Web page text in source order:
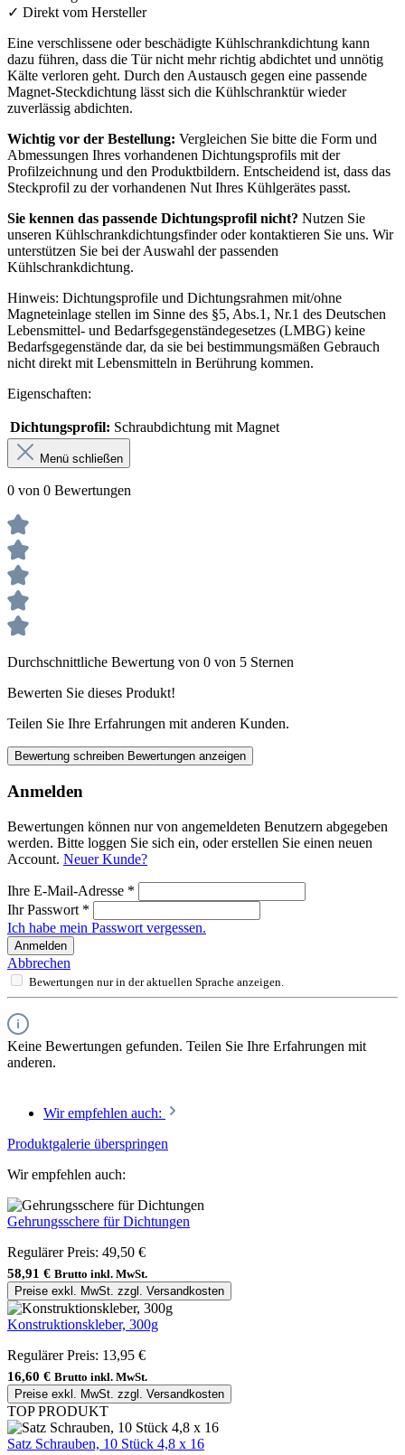
✓ Direkt vom Hersteller
Eine verschlissene oder beschädigte Kühlschrankdichtung kann
dazu führen, dass die Tür nicht mehr richtig abdichtet und unnötig
Kälte verloren geht. Durch den Austausch gegen eine passende
Magnet-Steckdichtung lässt sich die Kühlschranktür wieder
zuverlässig abdichten.
Wichtig vor der Bestellung: Vergleichen Sie bitte die Form und
Abmessungen Ihres vorhandenen Dichtungsprofils mit der
Profilzeichnung und den Produktbildern. Entscheidend ist, dass das
Steckprofil zu der vorhandenen Nut Ihres Kühlgerätes passt.
Sie kennen das passende Dichtungsprofil nicht? Nutzen Sie
unseren Kühlschrankdichtungsfinder oder kontaktieren Sie uns. Wir
unterstützen Sie bei der Auswahl der passenden
Kühlschrankdichtung.
Hinweis: Dichtungsprofile und Dichtungsrahmen mit/ohne
Magneteinlage stellen im Sinne des §5, Abs.1, Nr.1 des Deutschen
Lebensmittel- und Bedarfsgegenständegesetzes (LMBG) keine
Bedarfsgegenstände dar, da sie bei bestimmungsmäßen Gebrauch
nicht direkt mit Lebensmitteln in Berührung kommen.
Eigenschaften:
Dichtungsprofil: Schraubdichtung mit Magnet
Menü schließen
0 von 0 Bewertungen
Durchschnittliche Bewertung von 0 von 5 Sternen
Bewerten Sie dieses Produkt!
Teilen Sie Ihre Erfahrungen mit anderen Kunden.
Bewertung schreiben Bewertungen anzeigen
Anmelden
Bewertungen können nur von angemeldeten Benutzern abgegeben
werden. Bitte loggen Sie sich ein, oder erstellen Sie einen neuen
Account. Neuer Kunde?
Ihre E-Mail-Adresse *
Ihr Passwort *
Ich habe mein Passwort vergessen.
Anmelden
Abbrechen
Bewertungen nur in der aktuellen Sprache anzeigen.
Keine Bewertungen gefunden. Teilen Sie Ihre Erfahrungen mit
anderen.
Wir empfehlen auch:
Produktgalerie überspringen
Wir empfehlen auch:
Gehrungsschere für Dichtungen
Regulärer Preis: 49,50 €
58,91 € Brutto inkl. MwSt.
Preise exkl. MwSt. zzgl. Versandkosten
Konstruktionskleber, 300g
Regulärer Preis: 13,95 €
16,60 € Brutto inkl. MwSt.
Preise exkl. MwSt. zzgl. Versandkosten
TOP PRODUKT
Satz Schrauben, 10 Stück 4,8 x 16